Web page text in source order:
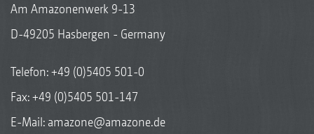
Am Amazonenwerk 9-13
D-49205 Hasbergen - Germany
Telefon:+49 (0)5405 501-0
Fax: +49 (0)5405 501-147
E-Mail: amazone@amazone.de